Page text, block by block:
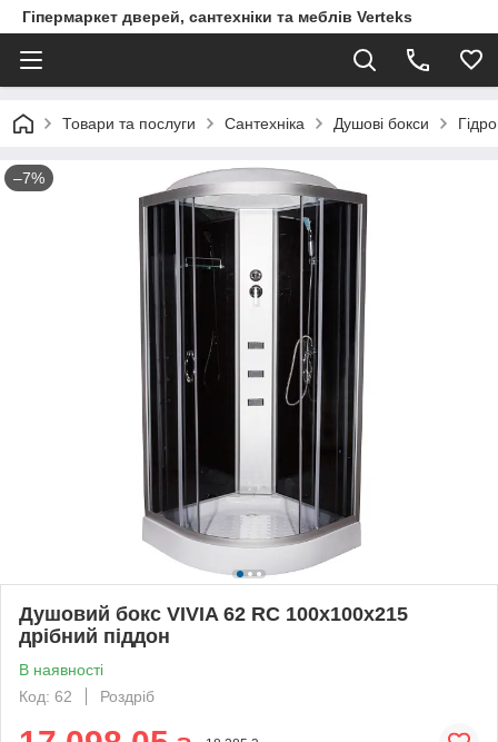
Гіпермаркет дверей, сантехніки та меблів Verteks
Товари та послуги Сантехніка Душові бокси
–7%
Душовий бокс VIVIA 62 RC 100x100x215
дрібний піддон
В наявності
Код: 62
Роздріб